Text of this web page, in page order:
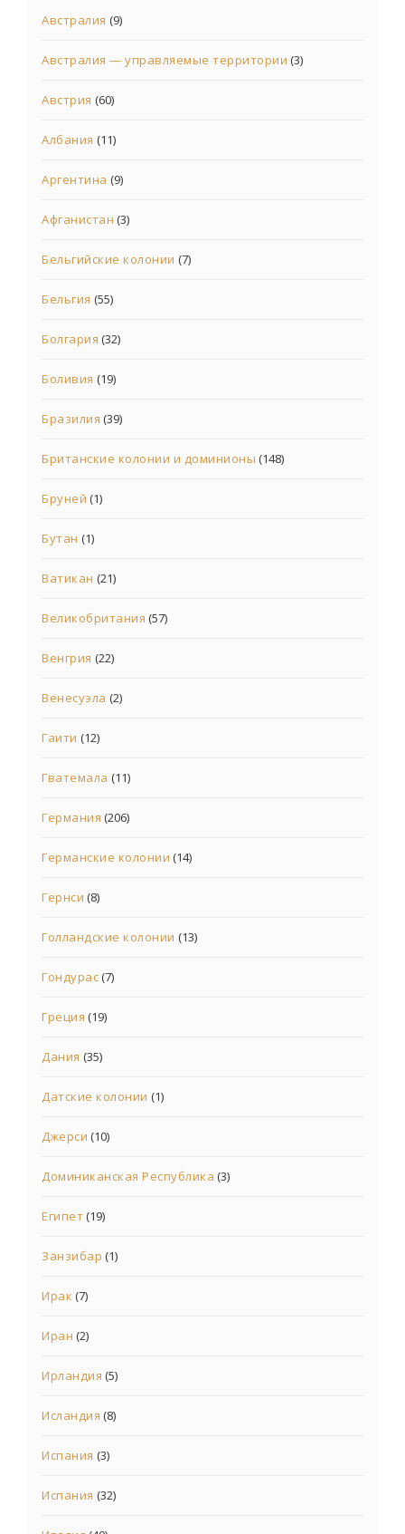
Австралия (9)
Австралия — управляемые территории (3)
Австрия (60)
Албания (11)
Аргентина (9)
Афганистан (3)
Бельгийские колонии (7)
Бельгия (55)
Болгария (32)
Боливия (19)
Бразилия (39)
Британские колонии и доминионы (148)
Бруней (1)
Бутан (1)
Ватикан (21)
Великобритания (57)
Венгрия (22)
Венесуэла (2)
Гаити (12)
Гватемала (11)
Германия (206)
Германские колонии (14)
Гернси (8)
Голландские колонии (13)
Гондурас(7)
Греция (19)
Дания (35)
Датские колонии (1)
Джерси (10)
Доминиканская Республика (3)
Египет(19)
Занзибар (1)
Ирак (7)
Иран (2)
Ирландия (5)
Исландия (8)
Испания (3)
Испания (32)